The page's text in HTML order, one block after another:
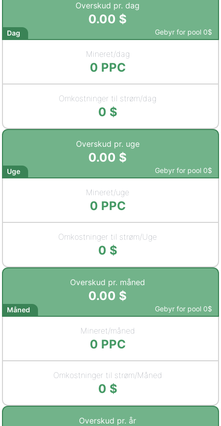
Overskud pr. dag
0.00 $
Dag Gebyr for pool 0$
Mineret/dag
0 PPC
Omkostninger til strøm/dag
0 $
Overskud pr. uge
0.00 $
Uge Gebyr for pool 0$
Mineret/uge
0 PPC
Omkostninger til strøm/Uge
0 $
Overskud pr. måned
0.00 $
Måned Gebyr for pool 0$
Mineret/måned
0 PPC
Omkostninger til strøm/Måned
0 $
Overskud pr. år